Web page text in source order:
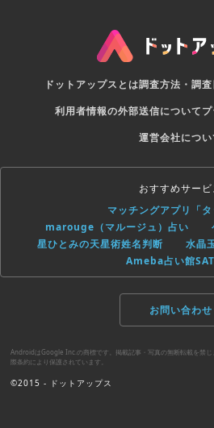
ドットアップスとは調査方法・調
利用者情報の外部送信について
運営会社につい
おすすめサービ
マッチングアプリ「タ
marouge（マルージュ）占い
星ひとみの天星術姓名判断
水晶
Ameba占い館
お問い合わせ
AndroidはGoogle Inc.の商標です。掲載記事・写真の無断転載を禁
際条約により保護されています。
©2015 - ドットアップス